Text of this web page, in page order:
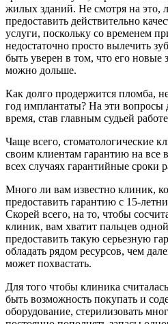
жилых зданий. Не смотря на это,
предоставить действительно
услуги, поскольку со временем
недостаточно просто вылечить
быть уверен в том, что его новые
можно дольше.
Как долго продержится пломба,
год имплантаты? На эти вопросы
время, став главным судьей
Чаще всего, стоматологические
своим клиентам гарантию на все
всех случаях гарантийные сроки
Много ли вам известно клиник,
предоставить гарантию с 15-
Скорей всего, на то, чтобы
клиник, вам хватит пальцев
предоставить такую серьезную
обладать рядом ресурсов, чем
может похвастать.
Для того чтобы клиника
быть возможность покупать и
оборудование, стерилизовать